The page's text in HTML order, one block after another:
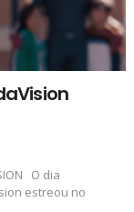
O dia
estreou no